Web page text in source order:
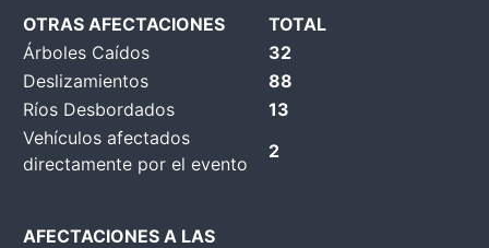
OTRAS AFECTACIONES
TOTAL
Árboles Caídos
32
Deslizamientos
88
Ríos Desbordados
13
Vehículos afectados
directamente por el evento
2
AFECTACIONES A LAS